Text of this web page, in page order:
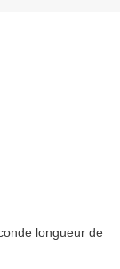
longueur de